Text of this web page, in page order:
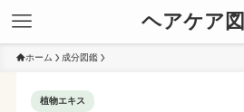
ヘアケア
ホーム 成分図鑑
植物エキス